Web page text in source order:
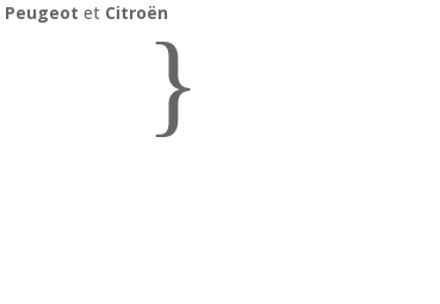
Peugeotet Citroën
}